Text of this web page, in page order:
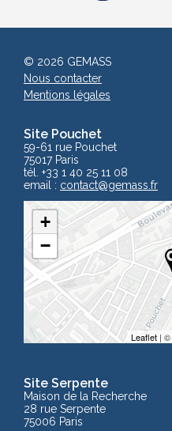
Site Pouchet
59-61 rue Pouchet
75017 Paris
tél. +33 1 40 25 11 08
email : contact@gemass.fr
+
−
Leaflet | ©
Site Serpente
Maison de la Recherche
28 rue Serpente
75006 Paris
© 2026 GEMASS
Nous contacter
Mentions légales